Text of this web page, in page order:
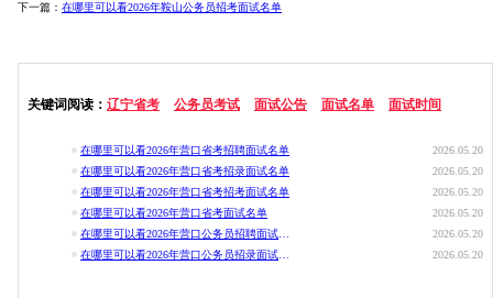
下一篇： 在哪里可以看2026年鞍山公务员招考面试名单
关键词阅读： 辽宁省考 公务员考试 面试公告 面试名单 面试时间
在哪里可以看2026年营口省考招聘面试名单
2026.05.20
在哪里可以看2026年营口省考招录面试名单
2026.05.20
在哪里可以看2026年营口省考招考面试名单
2026.05.20
在哪里可以看2026年营口省考面试名单
2026.05.20
2026.05.20
2026.05.20